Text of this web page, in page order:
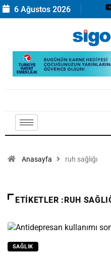
6 Ağustos 2026
Anasayfa ruh sağlığı
ETIKETLER :RUH
SAĞLIK